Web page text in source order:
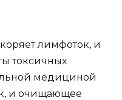
лимфоток, и
токсичных
медициной
и очищающее